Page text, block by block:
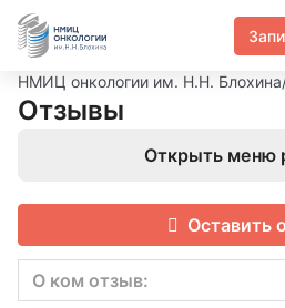
НМИЦ онкологии им. Н.Н. Блохина
Отзывы
Открыть меню
Оставить
О ком отзыв: